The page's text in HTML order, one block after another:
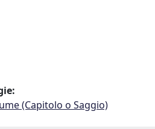
(Capitolo o Saggio)